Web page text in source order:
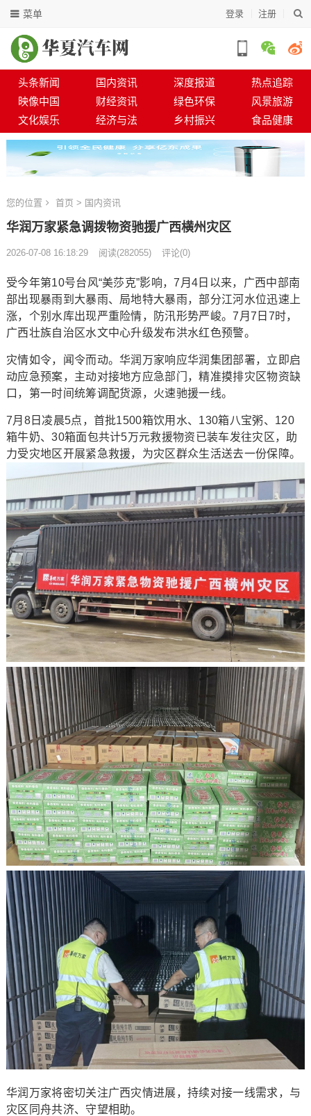
登录 注册
菜单
头条新闻 国内资讯 深度报道
热点追踪
映像中国
财经资讯 绿色环保
风景旅游
文化娱乐
经济与法 乡村振兴 食品健康
您的位置 首页 > 国内资讯
华润万家紧急调拨物资驰援广西横州灾区
2026-07-08 16:18:29 阅读(282055) 评论(0)
受今年第10号台风“美莎克”影响，7月4日以来，广西中部南
部出现暴雨到大暴雨、局地特大暴雨，部分江河水位迅速上
涨，个别水库出现严重险情，防汛形势严峻。7月7日7时，
广西壮族自治区水文中心升级发布洪水红色预警。
灾情如令，闻令而动。华润万家响应华润集团部署，立即启
动应急预案，主动对接地方应急部门，精准摸排灾区物资缺
口，第一时间统筹调配货源，火速驰援一线。
7月8日凌晨5点，首批1500箱饮用水、130箱八宝粥、120
箱牛奶、30箱面包共计5万元救援物资已装车发往灾区，助
力受灾地区开展紧急救援，为灾区群众生活送去一份保障。
华润万家将密切关注广西灾情进展，持续对接一线需求，与
灾区同舟共济、守望相助。